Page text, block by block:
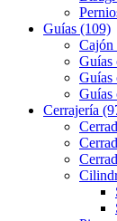
Guías (109)
Cajón
Guías
Guías
Guías
Cerrajería